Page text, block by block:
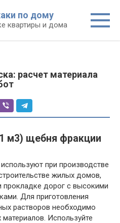
по дому
квартиры и дома
расчет материала
м3) щебня фракции
используют при производстве
жилых домов,
прокладке дорог с высокими
Для приготовления
растворов необходимо
Используйте